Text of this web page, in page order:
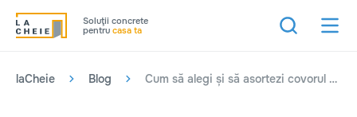
Soluţii concrete
pentru casa ta
laCheie Blog Cum să alegi și să asortezi covorul din living – sfaturi de la designerul Nicoleta Bolun